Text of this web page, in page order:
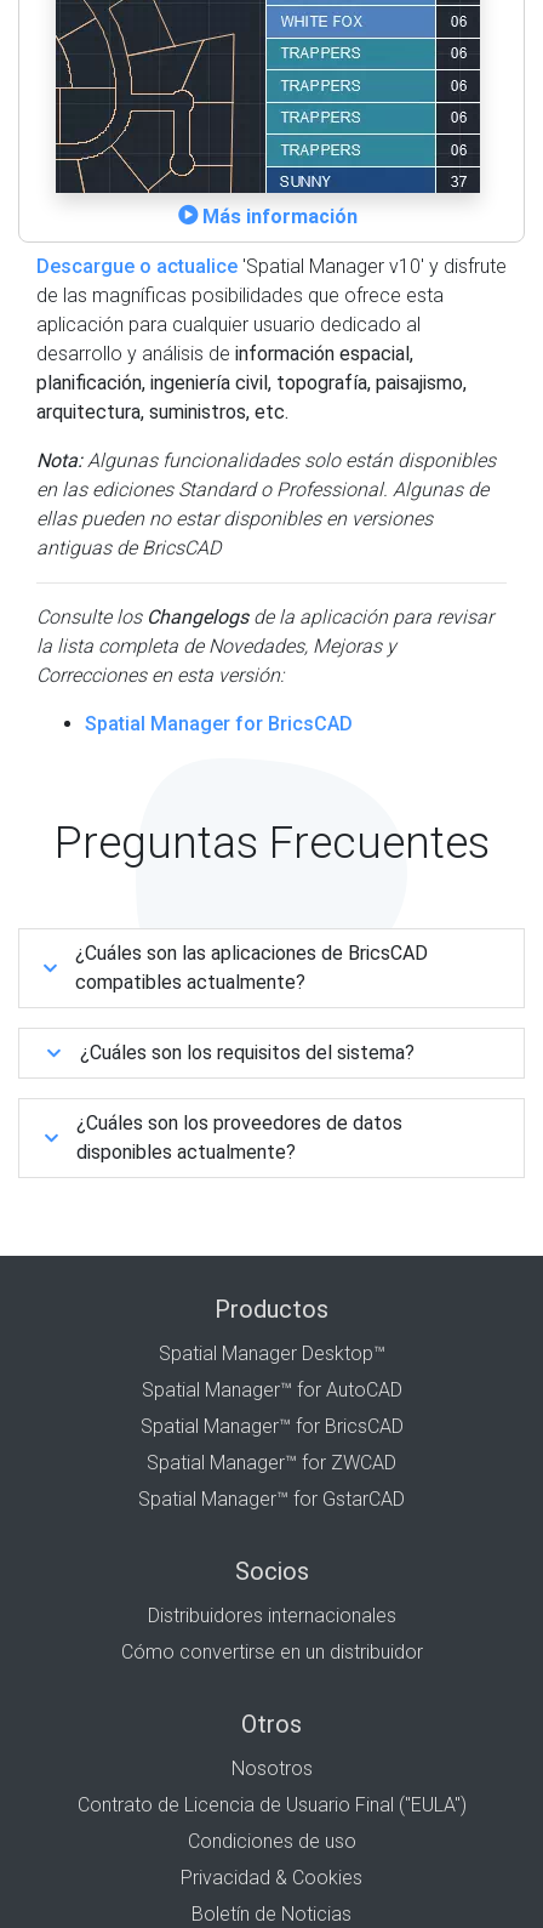
Más información
Descargue o actualice 'Spatial Manager v10' y disfrute
de las magníficas posibilidades que ofrece esta
aplicación para cualquier usuario dedicado al
desarrollo y análisis de información espacial,
planificación, ingeniería civil, topografía, paisajismo,
arquitectura, suministros, etc.
Nota:Algunas funcionalidades solo están disponibles
en las ediciones Standard o Professional. Algunas de
ellas pueden no estar disponibles en versiones
antiguas de BricsCAD
Consulte los Changelogsde la aplicación para revisar
la lista completa de Novedades, Mejoras y
Correcciones en esta versión:
Spatial Manager for BricsCAD
Preguntas Frecuentes
¿Cuáles son las aplicaciones de BricsCAD
compatibles actualmente?
¿Cuáles son los requisitos del sistema?
¿Cuáles son los proveedores de datos
disponibles actualmente?
Productos
Spatial Manager Desktop™
Spatial Manager™ for AutoCAD
Spatial Manager™ for BricsCAD
Spatial Manager™ for ZWCAD
Spatial Manager™ for GstarCAD
Socios
Distribuidores internacionales
Cómo convertirse en un distribuidor
Otros
Nosotros
Contrato de Licencia de Usuario Final ("EULA")
Condiciones de uso
Privacidad & Cookies
Boletín de Noticias